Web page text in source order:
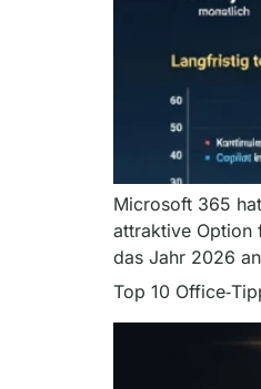
Microsoft 365
attraktive Option
das Jahr 2026
Top 10